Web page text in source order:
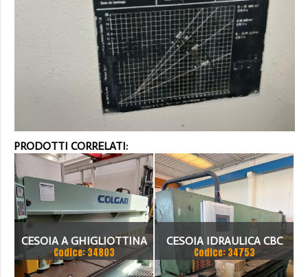
PRODOTTI CORRELATI:
CESOIA A GHIGLIOTTINA
COLGAR IDRAULICA CM
Codice: 34803
CESOIA IDRAULICA CBC
3050X6
Codice: 34753